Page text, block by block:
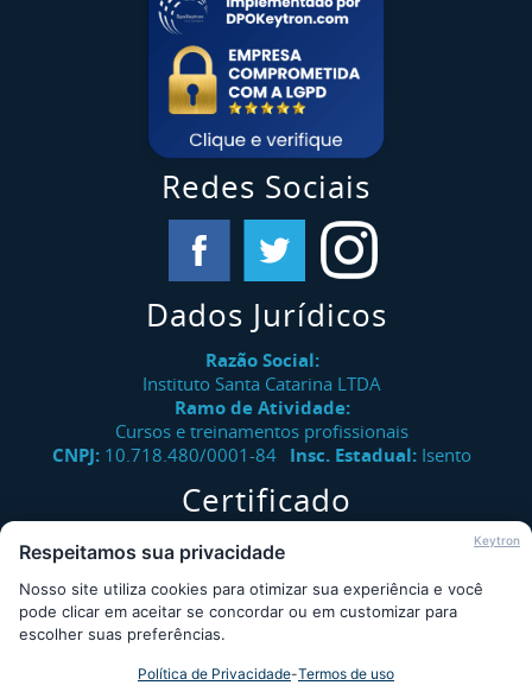
Redes Sociais
Dados Jurídicos
Razão Social:
Instituto Santa Catarina LTDA
Ramo de Atividade:
Cursos e treinamentos profissionais
CNPJ: 10.718.480/0001-84 Insc. Estadual: Isento
Certificado
Verifique a autenticidade de certificados emitidos pelo
Instituto Santa Catarina.
Consultar
Keytron
Respeitamos sua privacidade
Nosso site utiliza cookies para otimizar sua experiência e você
pode clicar em aceitar se concordar ou em customizar para
escolher suas preferências.
Política de Privacidade-Termos de uso